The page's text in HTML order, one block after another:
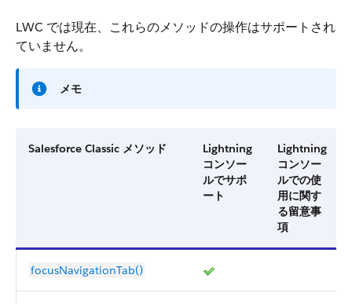
LWC では現在、これらのメソッドの操作はサポートされ
ていません。
メモ
Salesforce Classic メソッド
Lightning
コンソー
ルでサポ
ート
Lightning
コンソー
ルでの使
用に関す
る留意事
項
focusNavigationTab()